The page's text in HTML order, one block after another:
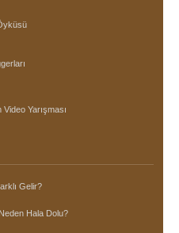
Video Yarışması
Gelir?
Hala Dolu?